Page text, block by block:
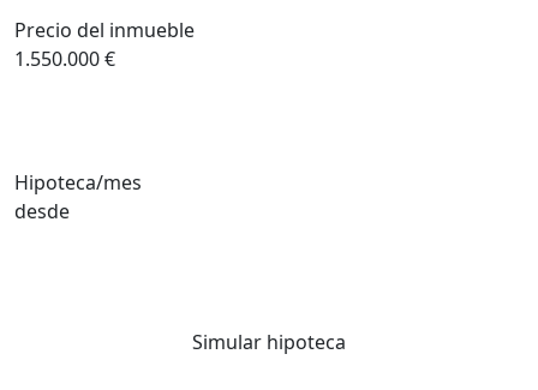
Precio del inmueble
1.550.000 €
Hipoteca/mes
desde
Simular hipoteca